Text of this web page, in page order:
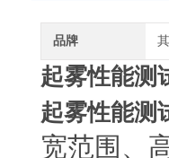
品牌
起雾性能测
起雾性能测
宽范围、